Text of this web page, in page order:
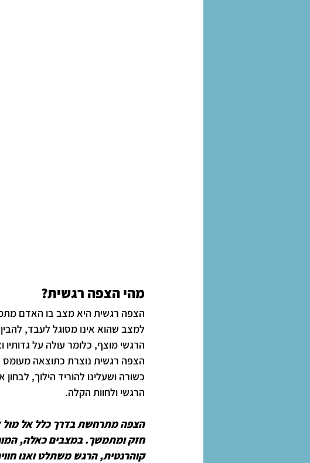
מהי הצפה רגשית?
הצפה רגשית היא מצב בו האדם
למצב שהוא אינו מסוגל לעבד,
הרגשי מוצף, כלומר עולה על גדותיו
הצפה רגשית נוצרת כתוצאה
כשורה ושעלינו להוריד הילוך,
הרגשי ולחוות הקלה.
הצפה מתרחשת בדרך כלל אל מול
חזק ומתמשך. במצבים כאלה, המוח
קוהרנטית, הרגש משתלט ואנו